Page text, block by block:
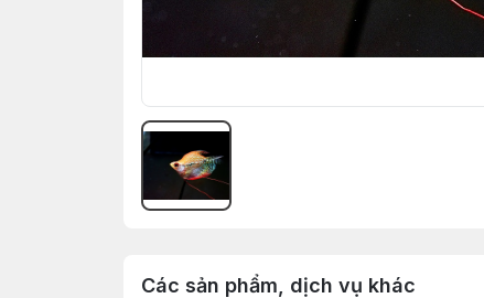
Các sản phẩm, dịch vụ khác